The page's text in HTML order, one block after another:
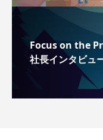
Focus on the
社長インタビュ